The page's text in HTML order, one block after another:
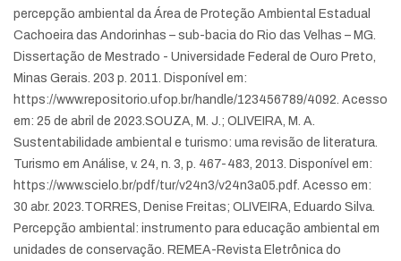
percepção ambiental da Área de Proteção Ambiental Estadual
Cachoeira das Andorinhas – sub-bacia do Rio das Velhas – MG.
Dissertação de Mestrado - Universidade Federal de Ouro Preto,
Minas Gerais. 203 p. 2011. Disponível em:
https://www.repositorio.ufop.br/handle/123456789/4092. Acesso
em: 25 de abril de 2023. SOUZA, M. J.; OLIVEIRA, M. A.
Sustentabilidade ambiental e turismo: uma revisão de literatura.
Turismo em Análise, v. 24, n. 3, p. 467-483, 2013. Disponível em:
https://www.scielo.br/pdf/tur/v24n3/v24n3a05.pdf. Acesso em:
30 abr. 2023. TORRES, Denise Freitas; OLIVEIRA, Eduardo Silva.
Percepção ambiental: instrumento para educação ambiental em
unidades de conservação. REMEA-Revista Eletrônica do